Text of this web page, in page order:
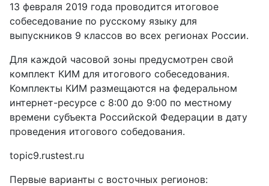
13 февраля 2019 года проводится итоговое
собеседование по русскому языку для
выпускников 9 классов во всех регионах России.
Для каждой часовой зоны предусмотрен свой
комплект КИМ для итогового собеседования.
Комплекты КИМ размещаются на федеральном
интернет-ресурсе с 8:00 до 9:00 по местному
времени субъекта Российской Федерации в дату
проведения итогового собедования.
topic9.rustest.ru
Первые варианты с восточных регионов: